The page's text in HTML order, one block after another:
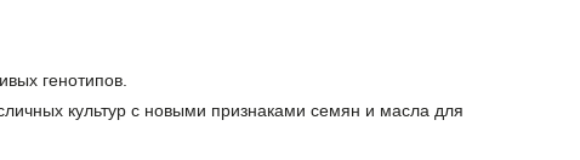
генотипов.
культур с новыми признаками семян и масла для